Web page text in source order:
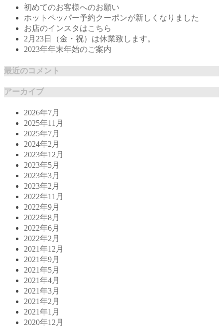
初めてのお客様へのお願い
ホットペッパー予約クーポンが新しくなりました
お店のインスタはこちら
2月23日（金・祝）は休業致します。
2023年年末年始のご案内
最近のコメント
アーカイブ
2026年7月
2025年11月
2025年7月
2024年2月
2023年12月
2023年5月
2023年3月
2023年2月
2022年11月
2022年9月
2022年8月
2022年6月
2022年2月
2021年12月
2021年9月
2021年5月
2021年4月
2021年3月
2021年2月
2021年1月
2020年12月